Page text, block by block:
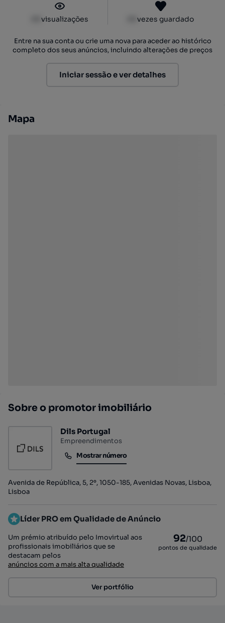
visualizações vezes guardado
Entre na sua conta ou crie uma nova para aceder ao histórico
completo dos seus anúncios, incluindo alterações de preços
Iniciar sessão e ver detalhes
Mapa
Sobre o promotor imobiliário
Dils Portugal
Empreendimentos
Mostrar número
Mostrar número
Avenida de República, 5, 2º, 1050-185, Avenidas Novas, Lisboa,
Lisboa
Líder PRO em Qualidade de Anúncio
Um prémio atribuído pelo Imovirtual aos
profissionais imobiliários que se
destacam pelos
anúncios com a mais alta qualidade
92/100
pontos de qualidade
Ver portfólio